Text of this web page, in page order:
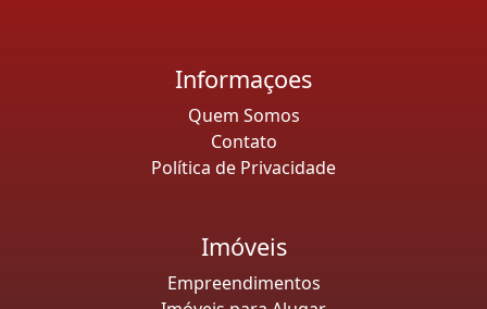
Informaçoes
Quem Somos
Contato
Política de Privacidade
Imóveis
Empreendimentos